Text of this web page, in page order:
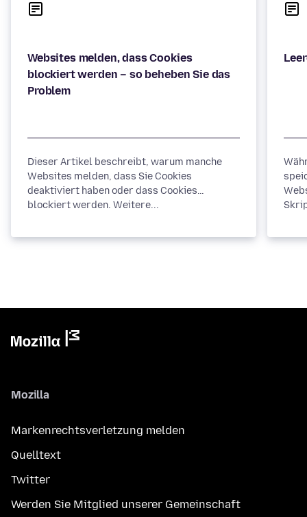
Websites melden, dass Cookies
blockiert werden – so beheben Sie das
Problem
Dieser Artikel beschreibt, warum manche
Websites melden, dass Sie Cookies
deaktiviert haben oder dass Cookies
blockiert werden. Weitere...
Mozilla
Markenrechtsverletzung melden
Quelltext
Twitter
Werden Sie Mitglied unserer Gemeinschaft